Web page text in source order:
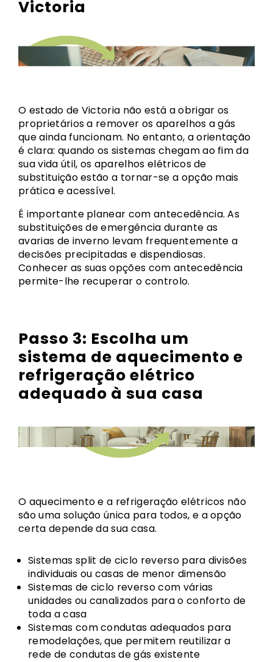
Victoria
O estado de Victoria não está a obrigar os
proprietários a remover os aparelhos a gás
que ainda funcionam. No entanto, a orientação
é clara: quando os sistemas chegam ao fim da
sua vida útil, os aparelhos elétricos de
substituição estão a tornar-se a opção mais
prática e acessível.
É importante planear com antecedência. As
substituições de emergência durante as
avarias de inverno levam frequentemente a
decisões precipitadas e dispendiosas.
Conhecer as suas opções com antecedência
permite-lhe recuperar o controlo.
Passo 3: Escolha um
sistema de aquecimento e
refrigeração elétrico
adequado à sua casa
O aquecimento e a refrigeração elétricos não
são uma solução única para todos, e a opção
certa depende da sua casa.
Sistemas split de ciclo reverso para divisões
individuais ou casas de menor dimensão
Sistemas de ciclo reversocom várias
unidades ou canalizados para o conforto de
toda a casa
Sistemas com condutasadequados para
remodelações, que permitem reutilizar a
rede de condutas de gás existente